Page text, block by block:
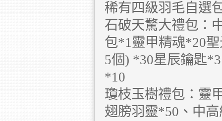
稀有四級羽毛自選
石破天驚大禮包：
包*1靈甲精魂*20
5個) *30星辰鑰匙
*10
瓊枝玉樹禮包：靈
翅膀羽靈*50、中